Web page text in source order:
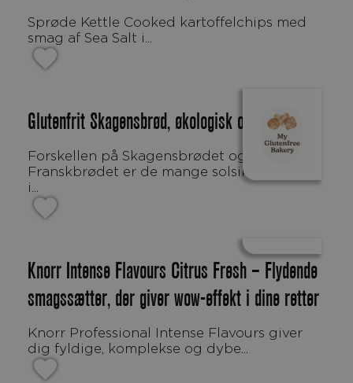
Sprøde Kettle Cooked kartoffelchips med
smag af Sea Salt i...
Glutenfrit Skagensbrød, økologisk og mælkefrit
Forskellen på Skagensbrødet og
Franskbrødet er de mange solsikkerkerner
i...
Knorr Intense Flavours Citrus Fresh – Flydende
smagssætter, der giver wow-effekt i dine retter
Knorr Professional Intense Flavours giver
dig fyldige, komplekse og dybe...